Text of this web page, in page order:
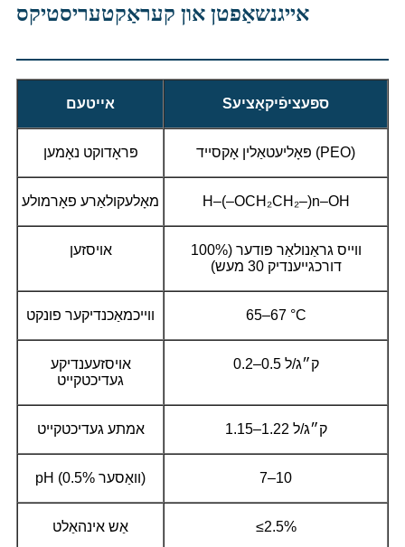
אייגנשאַפטן און קעראַקטעריסטיקס
אייטעם Sספּעציפֿיקאַציע
פּראָדוקט נאָמען פּאָליעטאַלין אָקסייד (PEO)
מאָלעקולאַרע פאָרמולע H–(–OCH₂CH₂–)n–OH
אויסזען
ווייס גראַנולאַר פּודער (100%
דורכגייענדיק 30 מעש)
ווייכמאַכנדיקער פונקט 65–67 °C
אויסזעענדיקע
געדיכטקייט
0.2–0.5 ק״ג/ל
אמתע געדיכטקייט 1.15–1.22 ק״ג/ל
pH (0.5% וואַסער) 7–10
אַש אינהאַלט ≤2.5%